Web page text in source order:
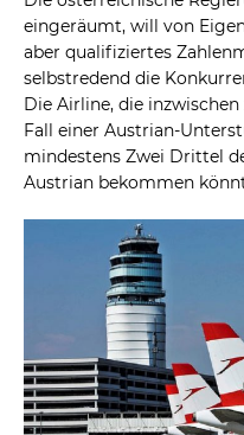
eingeräumt, will von
aber qualifiziertes
selbstredend die
Die Airline, die inzwischen
Fall einer Austrian-
mindestens Zwei Drittel
Austrian bekommen